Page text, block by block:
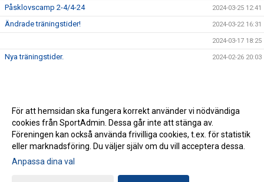
Påsklovscamp 2-4/4-24 2024-03-25 12:41
Ändrade träningstider! 2024-03-22 16:31
2024-03-17 18:25
Nya träningstider. 2024-02-26 20:03
Gå till Webbversion
För att hemsidan ska fungera korrekt använder vi nödvändiga
cookies från SportAdmin. Dessa går inte att stänga av.
Föreningen kan också använda frivilliga cookies, t.ex. för statistik
eller marknadsföring. Du väljer själv om du vill acceptera dessa.
Anpassa dina val